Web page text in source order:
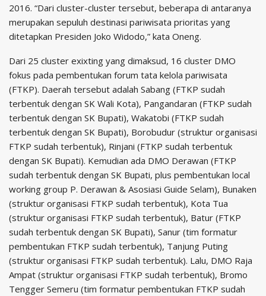
2016. “Dari cluster-cluster tersebut, beberapa di antaranya
merupakan sepuluh destinasi pariwisata prioritas yang
ditetapkan Presiden Joko Widodo,” kata Oneng.
Dari 25 cluster exixting yang dimaksud, 16 cluster DMO
fokus pada pembentukan forum tata kelola pariwisata
(FTKP). Daerah tersebut adalah Sabang (FTKP sudah
terbentuk dengan SK Wali Kota), Pangandaran (FTKP sudah
terbentuk dengan SK Bupati), Wakatobi (FTKP sudah
terbentuk dengan SK Bupati), Borobudur (struktur organisasi
FTKP sudah terbentuk), Rinjani (FTKP sudah terbentuk
dengan SK Bupati). Kemudian ada DMO Derawan (FTKP
sudah terbentuk dengan SK Bupati, plus pembentukan local
working group P. Derawan & Asosiasi Guide Selam), Bunaken
(struktur organisasi FTKP sudah terbentuk), Kota Tua
(struktur organisasi FTKP sudah terbentuk), Batur (FTKP
sudah terbentuk dengan SK Bupati), Sanur (tim formatur
pembentukan FTKP sudah terbentuk), Tanjung Puting
(struktur organisasi FTKP sudah terbentuk). Lalu, DMO Raja
Ampat (struktur organisasi FTKP sudah terbentuk), Bromo
Tengger Semeru (tim formatur pembentukan FTKP sudah